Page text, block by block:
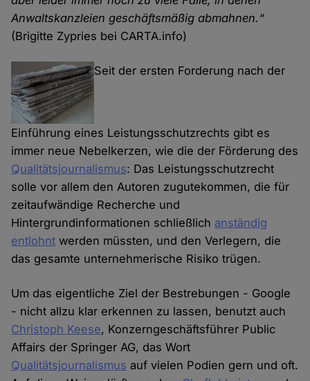
Anwaltskanzleien geschäftsmäßig abmahnen.“
(Brigitte Zypries bei CARTA.info)
Seit der ersten Forderung nach der
Einführung eines Leistungsschutzrechts gibt es
immer neue Nebelkerzen, wie die der Förderung des
Qualitätsjournalismus: Das Leistungsschutzrecht
solle vor allem den Autoren zugutekommen, die für
zeitaufwändige Recherche und
Hintergrundinformationen schließlich anständig
entlohnt werden müssten, und den Verlegern, die
das gesamte unternehmerische Risiko trügen.
Um das eigentliche Ziel der Bestrebungen - Google
- nicht allzu klar erkennen zu lassen, benutzt auch
Christoph Keese, Konzerngeschäftsführer Public
Affairs der Springer AG, das Wort
Qualitätsjournalismus auf vielen Podien gern und oft.